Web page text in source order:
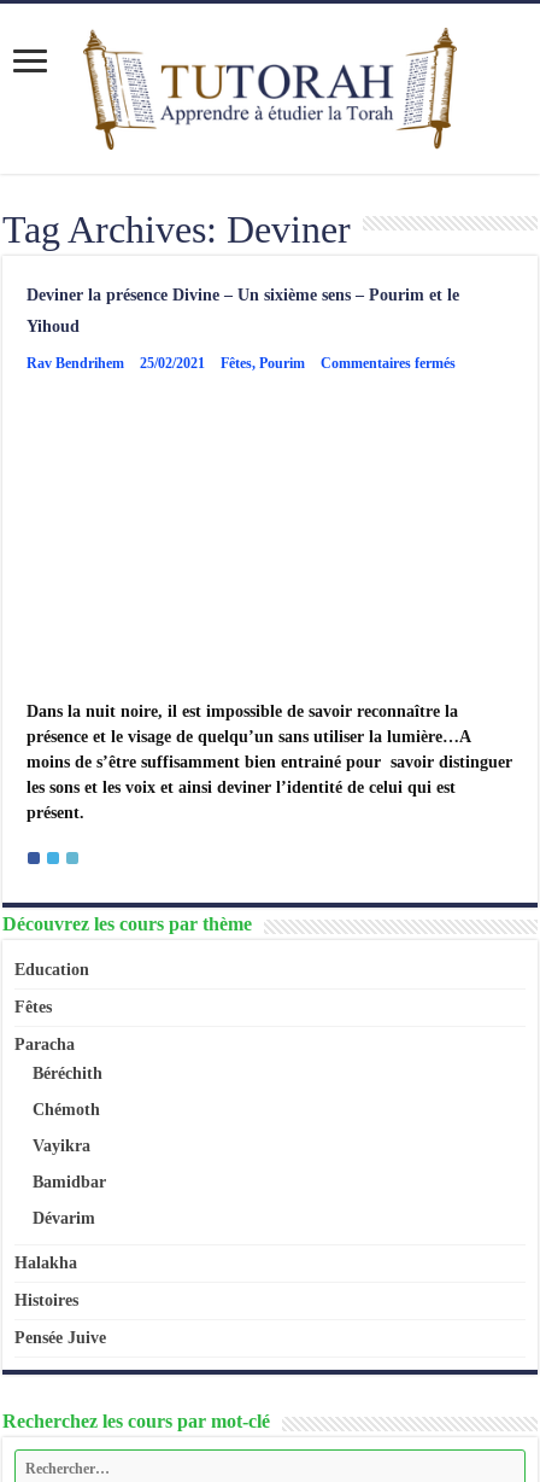
Tag Archives: Deviner
Deviner la présence Divine – Un sixième sens – Pourim et le
Yihoud
Rav Bendrihem 25/02/2021 Fêtes,Pourim Commentaires ferméssur
Dans la nuit noire, il est impossible de savoir reconnaître la
présence et le visage de quelqu’un sans utiliser la lumière…A
moins de s’être suffisamment bien entrainé pour savoir distinguer
les sons et les voix et ainsi deviner l’identité de celui qui est
présent.
Découvrez les cours par thème
Education
Fêtes
Paracha
Béréchith
Chémoth
Vayikra
Bamidbar
Dévarim
Halakha
Histoires
Pensée Juive
Recherchez les cours par mot-clé